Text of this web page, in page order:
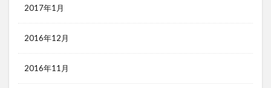
2017年1月
2016年12月
2016年11月